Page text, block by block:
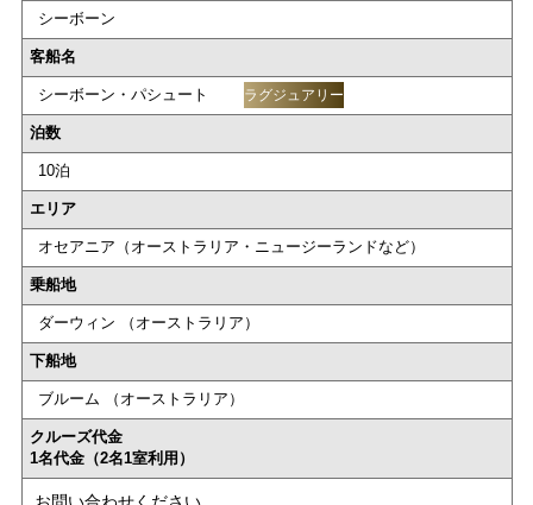
シーボーン
客船名
シーボーン・パシュート ラグジュアリー
泊数
10泊
エリア
オセアニア（オーストラリア・ニュージーランドなど）
乗船地
ダーウィン （オーストラリア）
下船地
ブルーム （オーストラリア）
クルーズ代金
1名代金（2名1室利用）
お問い合わせください